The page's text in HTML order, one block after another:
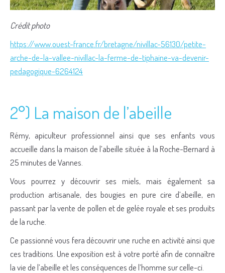
Crédit photo
https://www.ouest-france.fr/bretagne/nivillac-56130/petite-
arche-de-la-vallee-nivillac-la-ferme-de-tiphaine-va-devenir-
pedagogique-6264124
2°) La maison de l’abeille
Rémy, apiculteur professionnel ainsi que ses enfants vous
accueille dans la maison de l’abeille située à la Roche-Bernard à
25 minutes de Vannes.
Vous pourrez y découvrir ses miels, mais également sa
production artisanale, des bougies en pure cire d’abeille, en
passant par la vente de pollen et de gelée royale et ses produits
de la ruche.
Ce passionné vous fera découvrir une ruche en activité ainsi que
ces traditions. Une exposition est à votre porté afin de connaître
la vie de l’abeille et les conséquences de l’homme sur celle-ci.